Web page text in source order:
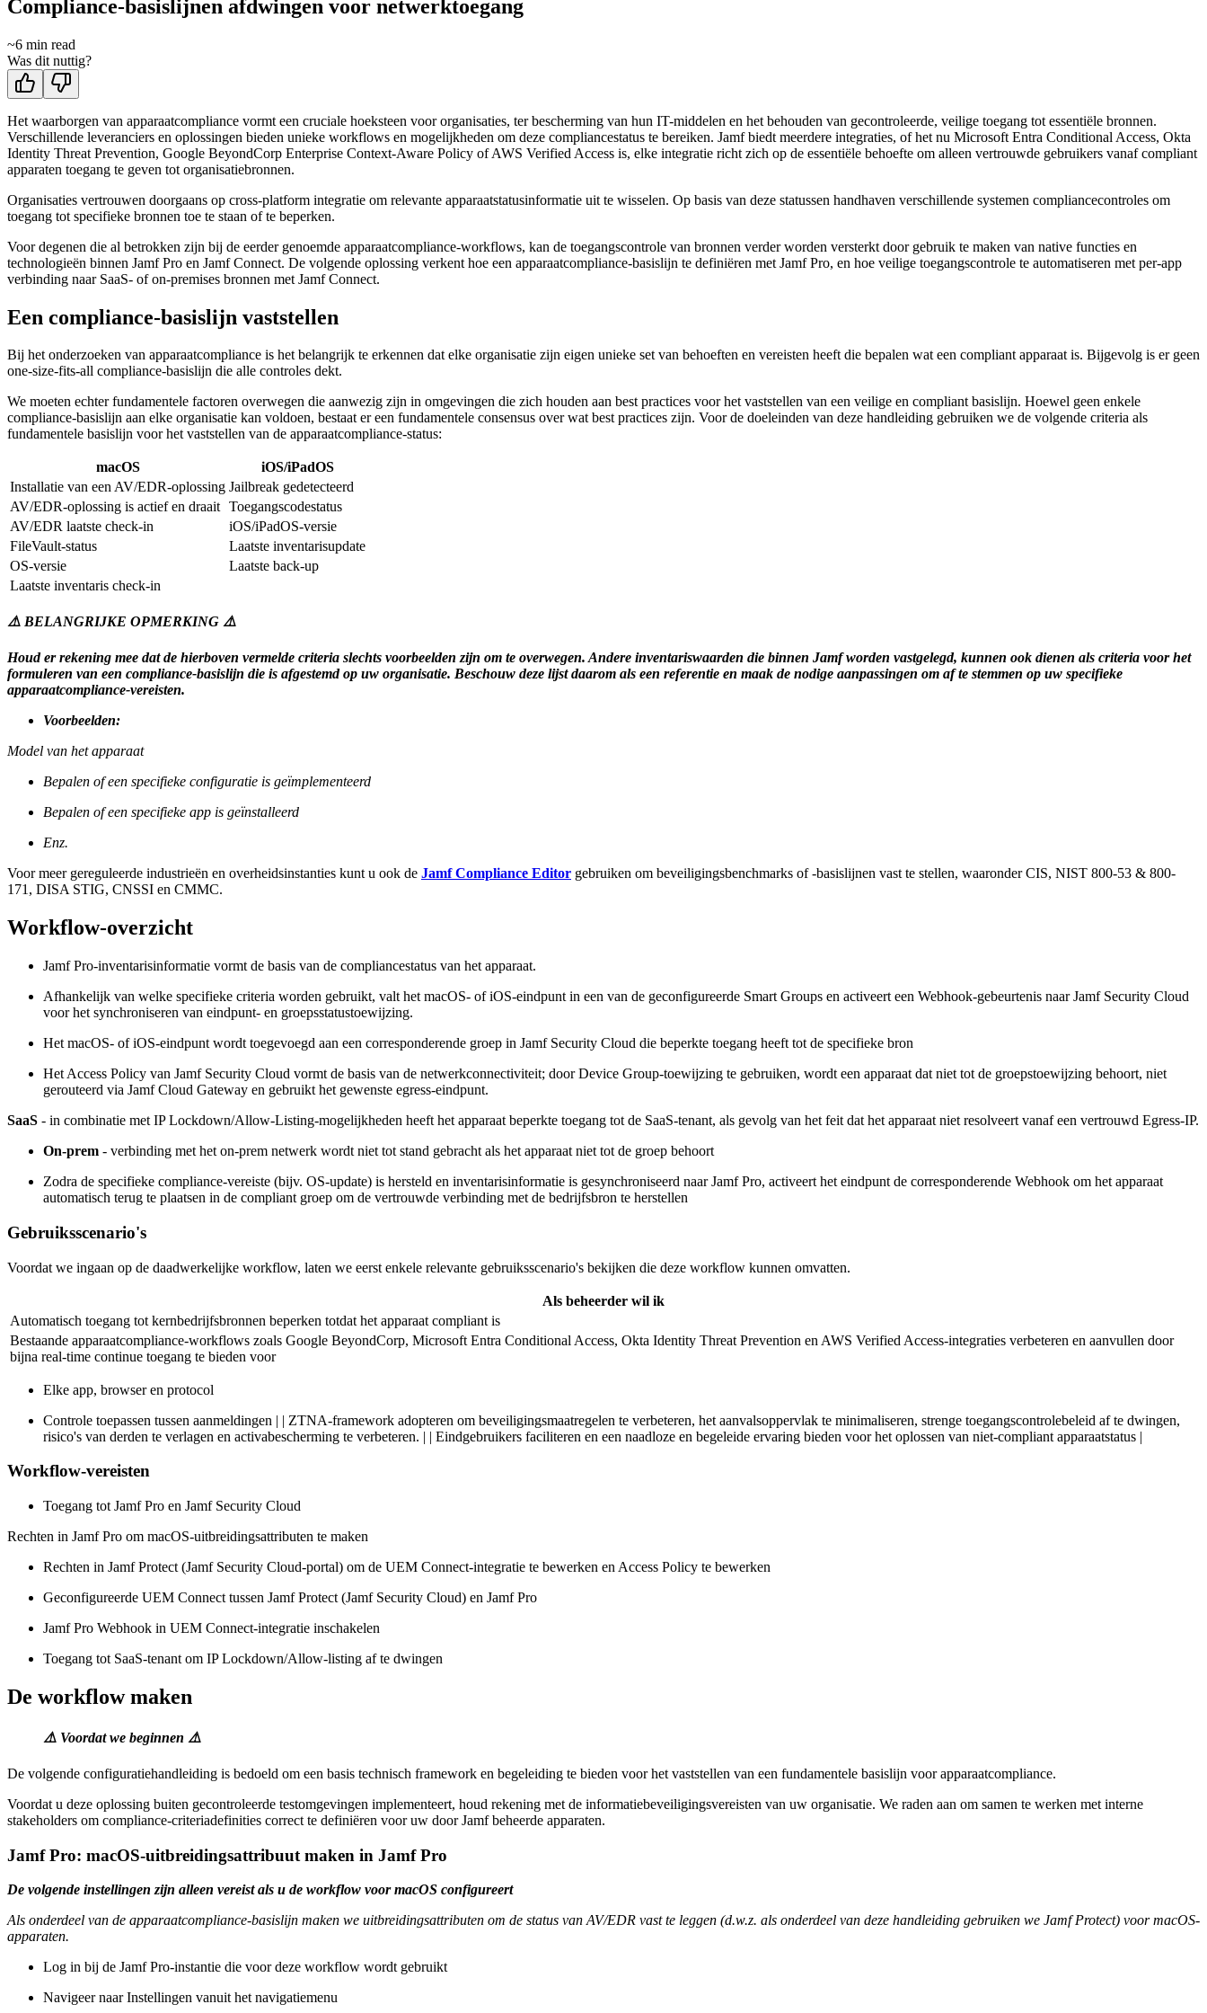
Compliance-basislijnen afdwingen voor netwerktoegang
~6 min read
Was dit nuttig?
Het waarborgen van apparaatcompliance vormt een cruciale hoeksteen voor organisaties, ter bescherming van hun IT-middelen en het behouden van gecontroleerde, veilige toegang tot essentiële bronnen.
Verschillende leveranciers en oplossingen bieden unieke workflows en mogelijkheden om deze compliancestatus te bereiken. Jamf biedt meerdere integraties, of het nu Microsoft Entra Conditional Access, Okta
Identity Threat Prevention, Google BeyondCorp Enterprise Context-Aware Policy of AWS Verified Access is, elke integratie richt zich op de essentiële behoefte om alleen vertrouwde gebruikers vanaf compliant
apparaten toegang te geven tot organisatiebronnen.
Organisaties vertrouwen doorgaans op cross-platform integratie om relevante apparaatstatusinformatie uit te wisselen. Op basis van deze statussen handhaven verschillende systemen compliancecontroles om
toegang tot specifieke bronnen toe te staan of te beperken.
Voor degenen die al betrokken zijn bij de eerder genoemde apparaatcompliance-workflows, kan de toegangscontrole van bronnen verder worden versterkt door gebruik te maken van native functies en
technologieën binnen Jamf Pro en Jamf Connect. De volgende oplossing verkent hoe een apparaatcompliance-basislijn te definiëren met Jamf Pro, en hoe veilige toegangscontrole te automatiseren met per-app
verbinding naar SaaS- of on-premises bronnen met Jamf Connect.
Een compliance-basislijn vaststellen
Bij het onderzoeken van apparaatcompliance is het belangrijk te erkennen dat elke organisatie zijn eigen unieke set van behoeften en vereisten heeft die bepalen wat een compliant apparaat is. Bijgevolg is er geen
one-size-fits-all compliance-basislijn die alle controles dekt.
We moeten echter fundamentele factoren overwegen die aanwezig zijn in omgevingen die zich houden aan best practices voor het vaststellen van een veilige en compliant basislijn. Hoewel geen enkele
compliance-basislijn aan elke organisatie kan voldoen, bestaat er een fundamentele consensus over wat best practices zijn. Voor de doeleinden van deze handleiding gebruiken we de volgende criteria als
fundamentele basislijn voor het vaststellen van de apparaatcompliance-status:
macOS
iOS/iPadOS
Installatie van een AV/EDR-oplossing Jailbreak gedetecteerd
AV/EDR-oplossing is actief en draait Toegangscodestatus
AV/EDR laatste check-in
iOS/iPadOS-versie
FileVault-status
Laatste inventarisupdate
OS-versie
Laatste back-up
Laatste inventaris check-in
⚠️ BELANGRIJKE OPMERKING ⚠️
Houd er rekening mee dat de hierboven vermelde criteria slechts voorbeelden zijn om te overwegen. Andere inventariswaarden die binnen Jamf worden vastgelegd, kunnen ook dienen als criteria voor het
formuleren van een compliance-basislijn die is afgestemd op uw organisatie. Beschouw deze lijst daarom als een referentie en maak de nodige aanpassingen om af te stemmen op uw specifieke
apparaatcompliance-vereisten.
Voorbeelden:
Model van het apparaat
Bepalen of een specifieke configuratie is geïmplementeerd
Bepalen of een specifieke app is geïnstalleerd
Enz.
Voor meer gereguleerde industrieën en overheidsinstanties kunt u ook de Jamf Compliance Editor gebruiken om beveiligingsbenchmarks of -basislijnen vast te stellen, waaronder CIS, NIST 800-53 & 800-
171, DISA STIG, CNSSI en CMMC.
Workflow-overzicht
Jamf Pro-inventarisinformatie vormt de basis van de compliancestatus van het apparaat.
Afhankelijk van welke specifieke criteria worden gebruikt, valt het macOS- of iOS-eindpunt in een van de geconfigureerde Smart Groups en activeert een Webhook-gebeurtenis naar Jamf Security Cloud
voor het synchroniseren van eindpunt- en groepsstatustoewijzing.
Het macOS- of iOS-eindpunt wordt toegevoegd aan een corresponderende groep in Jamf Security Cloud die beperkte toegang heeft tot de specifieke bron
Het Access Policy van Jamf Security Cloud vormt de basis van de netwerkconnectiviteit; door Device Group-toewijzing te gebruiken, wordt een apparaat dat niet tot de groepstoewijzing behoort, niet
gerouteerd via Jamf Cloud Gateway en gebruikt het gewenste egress-eindpunt.
SaaS - in combinatie met IP Lockdown/Allow-Listing-mogelijkheden heeft het apparaat beperkte toegang tot de SaaS-tenant, als gevolg van het feit dat het apparaat niet resolveert vanaf een vertrouwd Egress-IP.
On-prem - verbinding met het on-prem netwerk wordt niet tot stand gebracht als het apparaat niet tot de groep behoort
Zodra de specifieke compliance-vereiste (bijv. OS-update) is hersteld en inventarisinformatie is gesynchroniseerd naar Jamf Pro, activeert het eindpunt de corresponderende Webhook om het apparaat
automatisch terug te plaatsen in de compliant groep om de vertrouwde verbinding met de bedrijfsbron te herstellen
Gebruiksscenario's
Voordat we ingaan op de daadwerkelijke workflow, laten we eerst enkele relevante gebruiksscenario's bekijken die deze workflow kunnen omvatten.
Als beheerder wil ik
Automatisch toegang tot kernbedrijfsbronnen beperken totdat het apparaat compliant is
Bestaande apparaatcompliance-workflows zoals Google BeyondCorp, Microsoft Entra Conditional Access, Okta Identity Threat Prevention en AWS Verified Access-integraties verbeteren en aanvullen door
bijna real-time continue toegang te bieden voor
Elke app, browser en protocol
Controle toepassen tussen aanmeldingen | | ZTNA-framework adopteren om beveiligingsmaatregelen te verbeteren, het aanvalsoppervlak te minimaliseren, strenge toegangscontrolebeleid af te dwingen,
risico's van derden te verlagen en activabescherming te verbeteren. | | Eindgebruikers faciliteren en een naadloze en begeleide ervaring bieden voor het oplossen van niet-compliant apparaatstatus |
Workflow-vereisten
Toegang tot Jamf Pro en Jamf Security Cloud
Rechten in Jamf Pro om macOS-uitbreidingsattributen te maken
Rechten in Jamf Protect (Jamf Security Cloud-portal) om de UEM Connect-integratie te bewerken en Access Policy te bewerken
Geconfigureerde UEM Connect tussen Jamf Protect (Jamf Security Cloud) en Jamf Pro
Jamf Pro Webhook in UEM Connect-integratie inschakelen
Toegang tot SaaS-tenant om IP Lockdown/Allow-listing af te dwingen
De workflow maken
⚠️ Voordat we beginnen ⚠️
De volgende configuratiehandleiding is bedoeld om een basis technisch framework en begeleiding te bieden voor het vaststellen van een fundamentele basislijn voor apparaatcompliance.
Voordat u deze oplossing buiten gecontroleerde testomgevingen implementeert, houd rekening met de informatiebeveiligingsvereisten van uw organisatie. We raden aan om samen te werken met interne
stakeholders om compliance-criteriadefinities correct te definiëren voor uw door Jamf beheerde apparaten.
Jamf Pro: macOS-uitbreidingsattribuut maken in Jamf Pro
De volgende instellingen zijn alleen vereist als u de workflow voor macOS configureert
Als onderdeel van de apparaatcompliance-basislijn maken we uitbreidingsattributen om de status van AV/EDR vast te leggen (d.w.z. als onderdeel van deze handleiding gebruiken we Jamf Protect) voor macOS-
apparaten.
Log in bij de Jamf Pro-instantie die voor deze workflow wordt gebruikt
Navigeer naar Instellingen vanuit het navigatiemenu